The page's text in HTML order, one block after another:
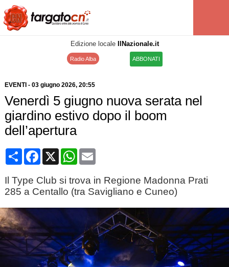
Edizione locale IlNazionale.it
Radio Alba ABBONATI
EVENTI - 03 giugno 2026, 20:55
Venerdì 5 giugno nuova serata nel
giardino estivo dopo il boom
dell’apertura
CondividiFacebook
X WhatsApp
Email
Il Type Club si trova in Regione Madonna Prati
285 a Centallo (tra Savigliano e Cuneo)